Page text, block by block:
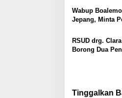
o
Wabup
Jepang, Minta
RSUD drg.
Borong Dua
Tinggalkan